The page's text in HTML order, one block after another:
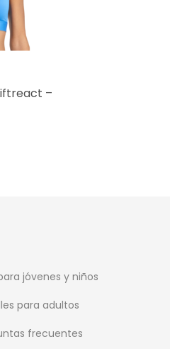
–
jóvenes y niños
para adultos
frecuentes